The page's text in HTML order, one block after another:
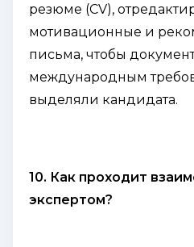
резюме (CV),
мотивационные и
письма, чтобы
международным
выделяли кандидата.
10. Как проходит
экспертом?